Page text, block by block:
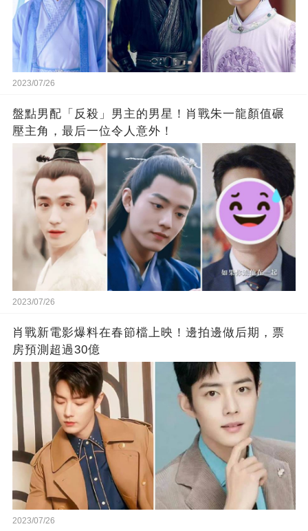
2023/07/26
盤點男配「反殺」男主的男星！肖戰朱一龍顏值碾
壓主角，最后一位令人意外！
2023/07/26
肖戰新電影爆料在春節檔上映！邊拍邊做后期，票
房預測超過30億
2023/07/26